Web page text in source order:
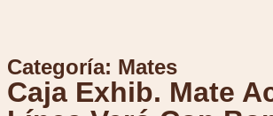
Categoría: Mates
Caja Exhib. Mate